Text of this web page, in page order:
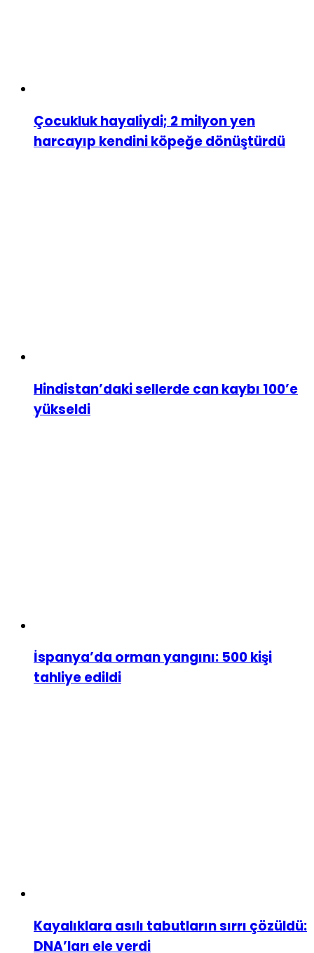
Çocukluk hayaliydi; 2 milyon yen
harcayıp kendini köpeğe dönüştürdü
Hindistan’daki sellerde can kaybı 100’e
yükseldi
İspanya’da orman yangını: 500 kişi
tahliye edildi
Kayalıklara asılı tabutların sırrı çözüldü:
DNA’ları ele verdi